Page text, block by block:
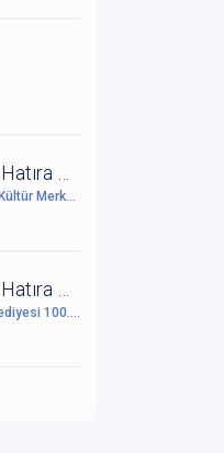
Caddebostan Kültür Merkezi
Etimesgut Belediyesi 100. Yıl Cumhuriyet Kültür Sanat Merkezi